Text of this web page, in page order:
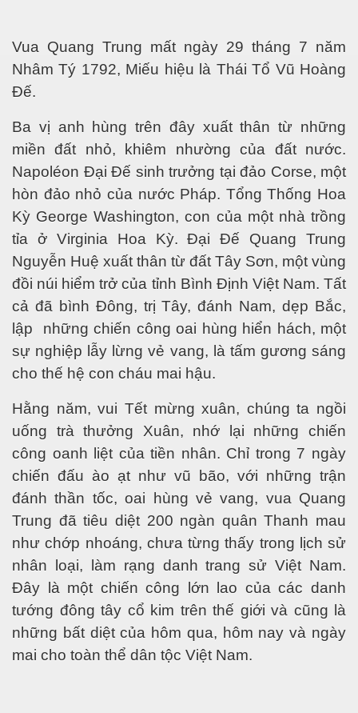
Vua Quang Trung mất ngày 29 tháng 7 năm
Nhâm Tý 1792, Miếu hiệu là Thái Tổ Vũ Hoàng
Đế.
Ba vị anh hùng trên đây xuất thân từ những
miền đất nhỏ, khiêm nhường của đất nước.
Napoléon Đại Đế sinh trưởng tại đảo Corse, một
hòn đảo nhỏ của nước Pháp. Tổng Thống Hoa
Kỳ George Washington, con của một nhà trồng
tỉa ở Virginia Hoa Kỳ. Đại Đế Quang Trung
Nguyễn Huệ xuất thân từ đất Tây Sơn, một vùng
đồi núi hiểm trở của tỉnh Bình Định Việt Nam. Tất
cả đã bình Đông, trị Tây, đánh Nam, dẹp Bắc,
lập
những chiến công oai hùng hiển hách, một
sự nghiệp lẫy lừng vẻ vang, là tấm gương sáng
cho thế hệ con cháu mai hậu.
Hằng năm, vui Tết mừng xuân, chúng ta ngồi
uống trà thưởng Xuân, nhớ lại những chiến
công oanh liệt của tiền nhân. Chỉ trong 7 ngày
chiến đấu ào ạt như vũ bão, với những trận
đánh thần tốc, oai hùng vẻ vang, vua Quang
Trung đã tiêu diệt 200 ngàn quân Thanh mau
như chớp nhoáng, chưa từng thấy trong lịch sử
nhân loại, làm rạng danh trang sử Việt Nam.
Đây là một chiến công lớn lao của các danh
tướng đông tây cổ kim trên thế giới và cũng là
những bất diệt của hôm qua, hôm nay và ngày
mai cho toàn thể dân tộc Việt Nam.
tộc
do thất mùa
thế giới, một ảo tưởng